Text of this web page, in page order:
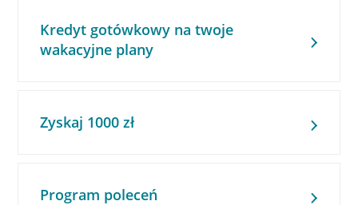
Kredyt gotówkowy na twoje
wakacyjne plany
Zyskaj 1000 zł
Program poleceń